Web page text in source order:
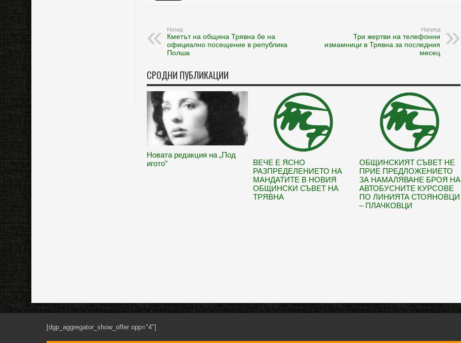
Назад
Кметът на община Трявна бе на
официално посещение в република
Полша
Напред
Три жертви на телефонни
измамници в Трявна за последния
месец
СРОДНИ ПУБЛИКАЦИИ
Новата редакция на „Под
игото”
ВЕЧЕ Е ЯСНО
РАЗПРЕДЕЛЕНИЕТО НА
МАНДАТИТЕ В НОВИЯ
ОБЩИНСКИ СЪВЕТ НА
ТРЯВНА
ОБЩИНСКИЯТ СЪВЕТ НЕ
ПРИЕ ПРЕДЛОЖЕНИЕТО
ЗА НАМАЛЯВАНЕ БРОЯ НА
АВТОБУСНИТЕ КУРСОВЕ
ПО ЛИНИЯТА СТОЯНОВЦИ
– ПЛАЧКОВЦИ
[dgp_aggregator_show_offer opp="4"]